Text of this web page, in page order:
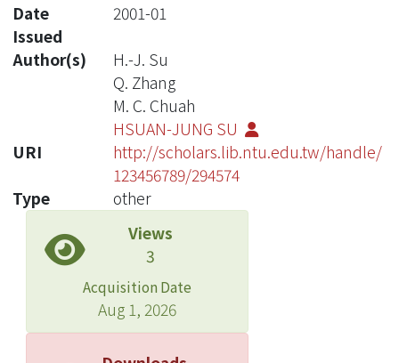
Date
Issued
2001-01
Author(s)
H.-J. Su
Q. Zhang
M. C. Chuah
HSUAN-JUNG SU
URI
http://scholars.lib.ntu.edu.tw/handle/
123456789/294574
Type
other
Views
3
Acquisition Date
Aug 1, 2026